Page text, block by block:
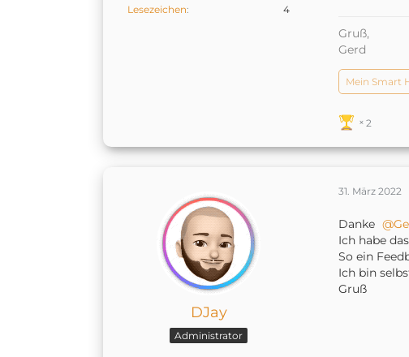
Lesezeichen
4
Gruß,
Gerd
Mein Smart
2
DJay
Administrator
31. März 2022
Danke
Ich habe
So ein
Ich bin
Gruß